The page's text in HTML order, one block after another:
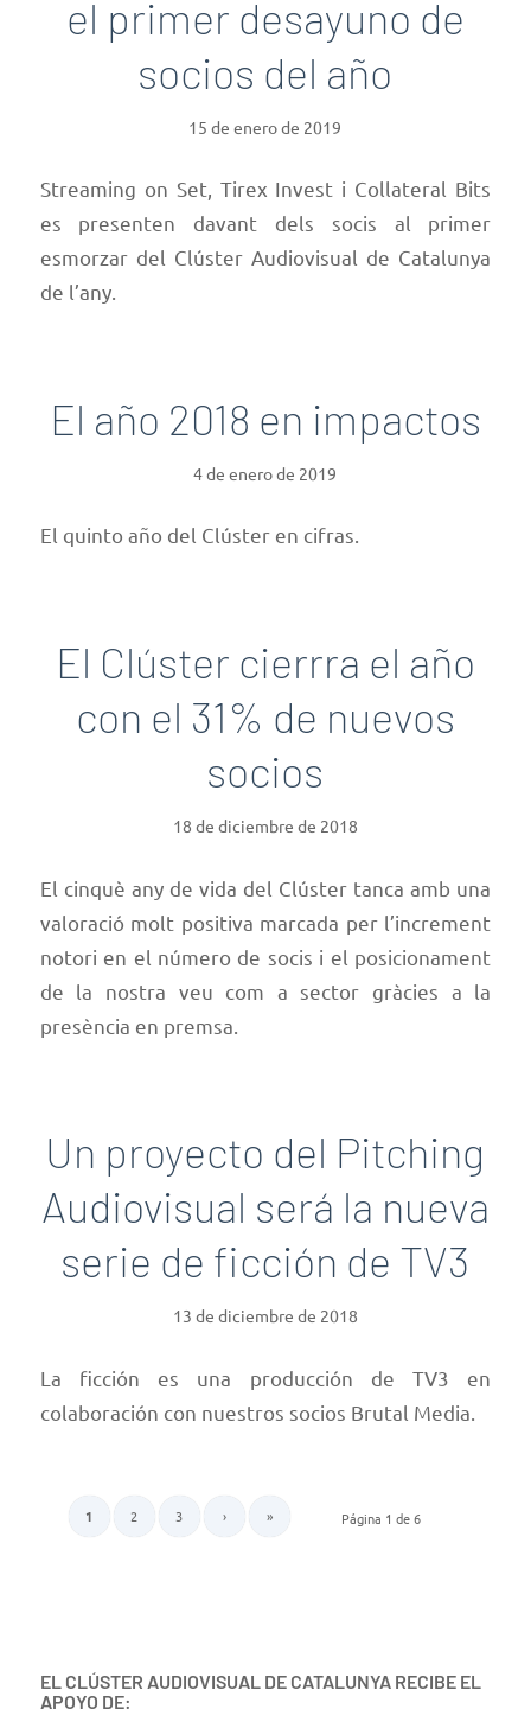
el primer desayuno de
socios del año
15 de enero de 2019
Streaming on Set, Tirex Invest i Collateral Bits
es presenten davant dels socis al primer
esmorzar del Clúster Audiovisual de Catalunya
de l’any.
El año 2018 en impactos
4 de enero de 2019
El quinto año del Clúster en cifras.
El Clúster cierrra el año
con el 31% de nuevos
socios
18 de diciembre de 2018
El cinquè any de vida del Clúster tanca amb una
valoració molt positiva marcada per l’increment
notori en el número de socis i el posicionament
de la nostra veu com a sector gràcies a la
presència en premsa.
Un proyecto del Pitching
Audiovisual será la nueva
serie de ficción de TV3
13 de diciembre de 2018
La ficción es una producción de TV3 en
colaboración con nuestros socios Brutal Media.
Página 1 de 6
1 2 3 › »
EL CLÚSTER AUDIOVISUAL DE CATALUNYA RECIBE EL
APOYO DE: